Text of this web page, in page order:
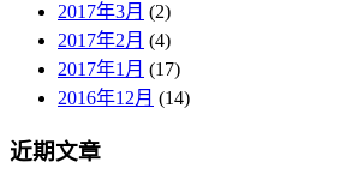
2017年3月 (2)
2017年2月 (4)
2017年1月 (17)
2016年12月 (14)
近期文章